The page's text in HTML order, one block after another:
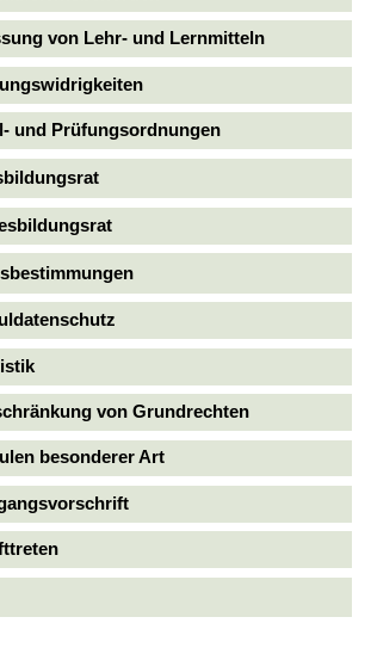
von Lehr- und Lernmitteln
und Prüfungsordnungen
von Grundrechten
besonderer Art